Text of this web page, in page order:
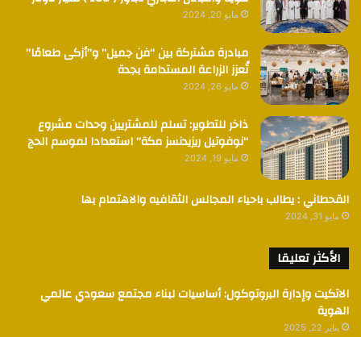
مايو 20, 2024
مبادرة مشتركة بين “فن جميل” و”أزكى طعامًا”
تُعزز الزراعة المستدامة بجدة
مايو 26, 2024
ذاخر للتطوير: تسلم للمشتريين وحدات مشروع
“نوفوتيل ريزيدنسز مكة” استعدادا لموسم الحج
مايو 19, 2024
القحطاني : يطالب باحياء المجالس الثقافيه والاهتمام بها
مايو 31, 2024
الأكثر تعليقا
الاتكيت وإدارة البروتوكول: أساسيات لبناء مجتمع سعودي عالمي
الهوية
يناير 22, 2025